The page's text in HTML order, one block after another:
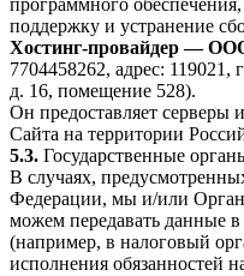
программного
поддержку и устранение
Хостинг-провайдер —
7704458262, адрес: 119021,
д. 16, помещение 528).
Он предоставляет серверы
Сайта на территории
5.3. Государственные
В случаях,
Федерации, мы и/или
можем передавать данные
(например, в налоговый
исполнения обязанностей